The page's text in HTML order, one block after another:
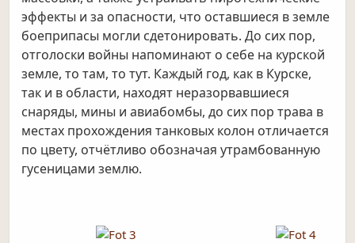
эффекты и за опасности, что оставшиеся в земле
боеприпасы могли сдетонировать. До сих пор,
отголоски войны напоминают о себе на курской
земле, то там, то тут. Каждый год, как в Курске,
так и в области, находят неразорвавшиеся
снаряды, мины и авиабомбы, до сих пор трава в
местах прохождения танковых колон отличается
по цвету, отчётливо обозначая утрамбованную
гусеницами землю.